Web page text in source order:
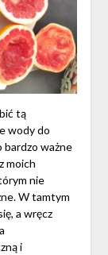
tą
wody do
bardzo ważne
moich
nie
W tamtym
a wręcz
i